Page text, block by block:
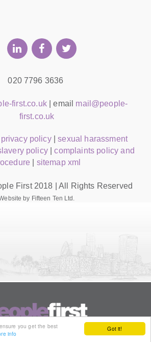
Got it!
you get the best
info
020 7796 3636
first.co.uk| email mail@people-
first.co.uk
privacy policy|sexual harassment
policy|complaints policy and
sitemap xml
First 2018 | All Rights Reserved
by Fifteen Ten Ltd.